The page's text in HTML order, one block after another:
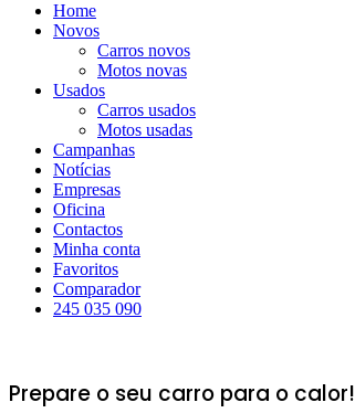
Home
Novos
Carros novos
Motos novas
Usados
Carros usados
Motos usadas
Campanhas
Notícias
Empresas
Oficina
Contactos
Minha conta
Favoritos
Comparador
245 035 090
Prepare o seu carro para o calor!